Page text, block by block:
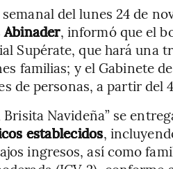
del lunes 24 de
Abinader, informó que el
Supérate, que hará una
familias; y el Gabinete
de personas, a partir del
Brisita Navideña” se
establecidos,
ingresos, así como